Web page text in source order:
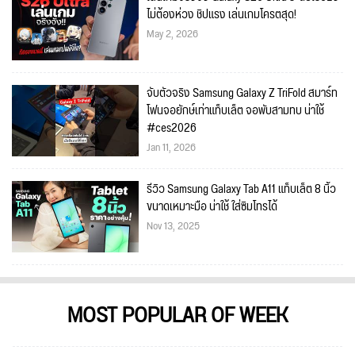
ไม่ต้องห่วง ชิปแรง เล่นเกมโครตสุด!
May 2, 2026
จับตัวจริง Samsung Galaxy Z TriFold สมาร์ท
โฟนจอยักษ์เท่าแท็บเล็ต จอพับสามทบ น่าใช้
#ces2026
Jan 11, 2026
รีวิว Samsung Galaxy Tab A11 แท็บเล็ต 8 นิ้ว
ขนาดเหมาะมือ น่าใช้ ใส่ซิมโทรได้
Nov 13, 2025
MOST POPULAR OF WEEK